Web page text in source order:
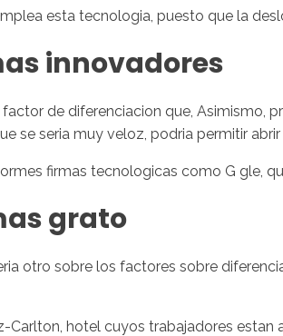
esta tecnologi­a, puesto que la
innovadores
de diferenciacion que, Asimismo,
se seri­a muy veloz, podria permitir
firmas tecnologicas como G gle,
grato
otro sobre los factores sobre
Carlton, hotel cuyos trabajadores